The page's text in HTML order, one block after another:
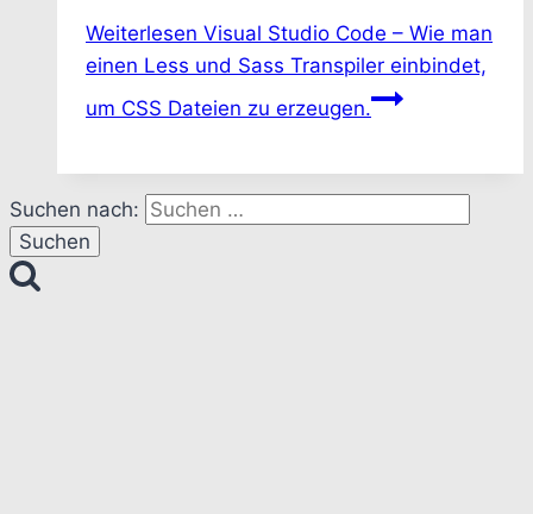
Weiterlesen Visual Studio Code – Wie man
einen Less und Sass Transpiler einbindet,
um CSS Dateien zu erzeugen.
Suchen nach: